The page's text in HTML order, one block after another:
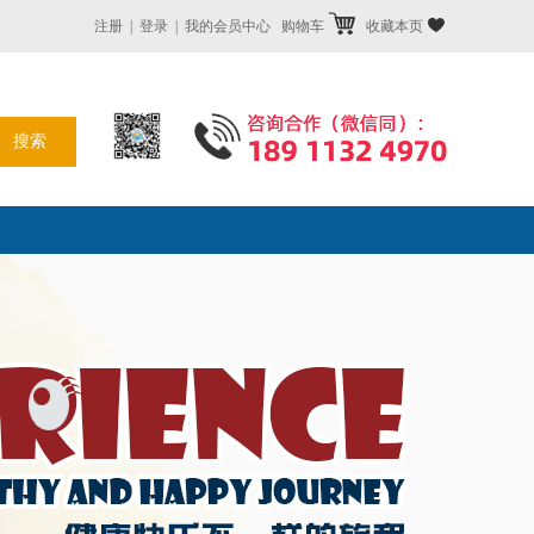
注册 登录 我的会员中心 购物车 收藏本页